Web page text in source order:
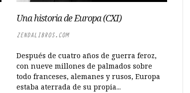
Una historia de Europa (CXI)
ZENDALIBROS.COM
Después de cuatro años de guerra feroz,
con nueve millones de palmados sobre
todo franceses, alemanes y rusos, Europa
estaba aterrada de su propia...